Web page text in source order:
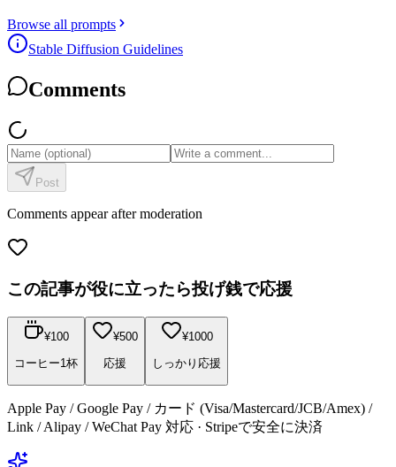
Browse all prompts
Stable Diffusion Guidelines
Comments
Post
Comments appear after moderation
この記事が役に立ったら投げ銭で応援
¥100
コーヒー1杯
¥500
応援
¥1000
しっかり応援
Apple Pay / Google Pay / カード (Visa/Mastercard/JCB/Amex) /
Link / Alipay / WeChat Pay 対応 · Stripeで安全に決済